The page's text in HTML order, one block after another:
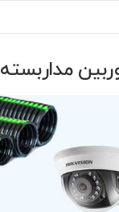
مداربسته